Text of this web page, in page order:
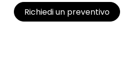
Richiedi un preventivo